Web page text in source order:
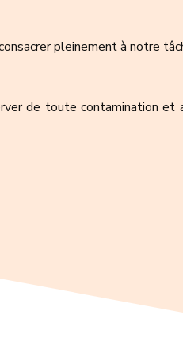
pleinement à notre
de toute contamination et